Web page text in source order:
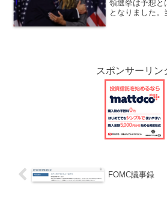
領選挙は予想と
となりました。
スポンサーリン
FOMC議事録